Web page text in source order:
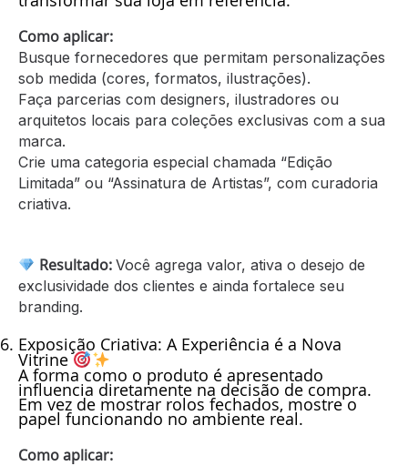
Como aplicar:
Busque fornecedores que permitam personalizações
sob medida (cores, formatos, ilustrações).
Faça parcerias com designers, ilustradores ou
arquitetos locais para coleções exclusivas com a sua
marca.
Crie uma categoria especial chamada “Edição
Limitada” ou “Assinatura de Artistas”, com curadoria
criativa.
Resultado:Você agrega valor, ativa o desejo de
exclusividade dos clientes e ainda fortalece seu
branding.
Exposição Criativa: A Experiência é a Nova
Vitrine
A forma como o produto é apresentado
influencia diretamente na decisão de compra.
Em vez de mostrar rolos fechados, mostre o
papel funcionando no ambiente real.
Como aplicar: